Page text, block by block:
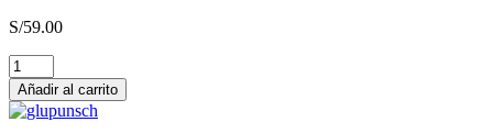
S/59.00
Relax
Zero
Chardonnay
cantidad
Añadir al carrito